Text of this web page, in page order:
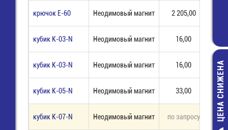
ЦЕНА СНИЖЕНА
крючок Е-60 Неодимовый магнит 2 205,00
кубик К-03-N Неодимовый магнит 16,00
кубик К-03-N Неодимовый магнит 16,00 14
кубик К-05-N Неодимовый магнит 33,00 6
кубик К-07-N Неодимовый магнит по запросу под